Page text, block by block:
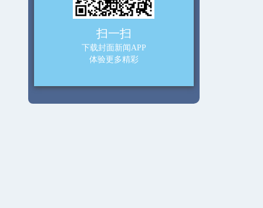
扫一扫
下载封面新闻APP
体验更多精彩